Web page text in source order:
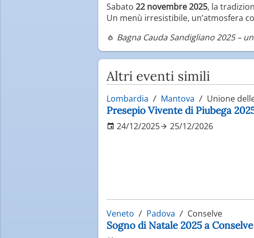
Sabato 22 novembre 2025, la
Un menù irresistibile, un’atmosfera
🧄 Bagna Cauda Sandigliano 2025 –
Altri eventi simili
Lombardia Mantova Unione
Presepio Vivente di Piubega
24/12/2025 25/12/2026
Veneto Padova Conselve
Sogno di Natale 2025 a Conselve